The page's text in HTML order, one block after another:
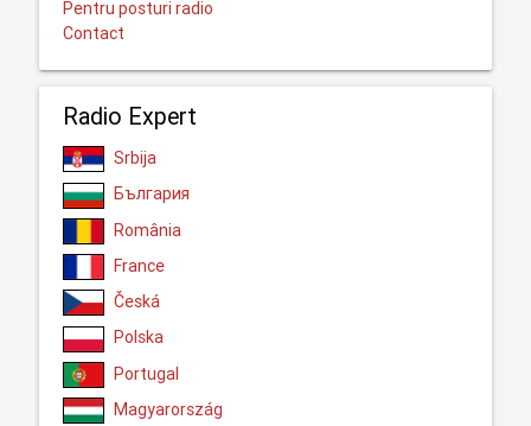
Pentru posturi radio
Contact
Radio Expert
Srbija
България
România
France
Česká
Polska
Portugal
Magyarország